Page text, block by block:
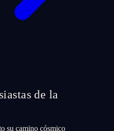
de la
su camino cósmico